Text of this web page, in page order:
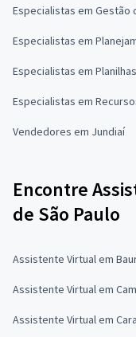
Especialistas em Gestão
Especialistas em
Especialistas em
Especialistas em
Vendedores em Jundiaí
Encontre
de São Paulo
Assistente Virtual em
Assistente Virtual em
Assistente Virtual em